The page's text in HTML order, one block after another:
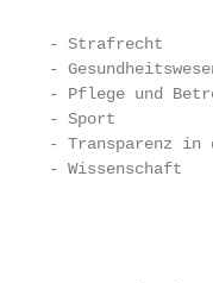
- Pflege und
Sport
Transparenz in
- Wissenschaft